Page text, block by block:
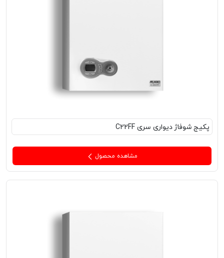
پکیج‌ شوفاژ دیواری سری C22FF
مشاهده محصول